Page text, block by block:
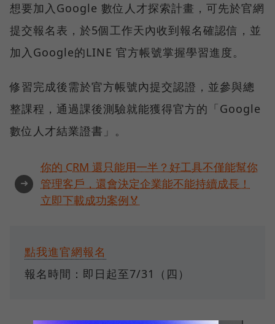
想要加入Google 數位人才探索計畫，可先於官網
提交報名表，於5個工作天內收到報名確認信，並
加入Google的LINE 官方帳號掌握學習進度。
修習完成後需於官方帳號內提交認證，並參與總
整課程，通過課後測驗就能獲得官方的「Google
數位人才結業證書」。
➜
你的 CRM 還只能用一半？好工具不僅能幫你
管理客戶，還會決定企業能不能持續成長！
立即下載成功案例🏅
點我進官網報名
報名時間：即日起至7/31（四）